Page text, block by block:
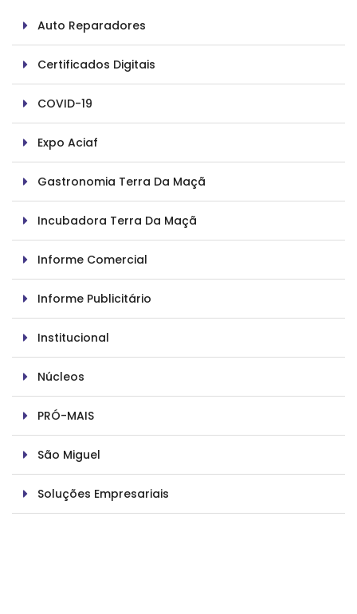
Auto Reparadores
Certificados Digitais
COVID-19
Expo Aciaf
Gastronomia Terra Da Maçã
Incubadora Terra Da Maçã
Informe Comercial
Informe Publicitário
Institucional
Núcleos
PRÓ-MAIS
São Miguel
Soluções Empresariais